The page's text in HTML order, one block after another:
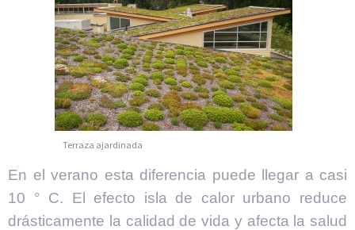
Terraza ajardinada
En el verano esta diferencia puede llegar a casi
10 ° C. El efecto isla de calor urbano reduce
drásticamente la calidad de vida y afecta la salud